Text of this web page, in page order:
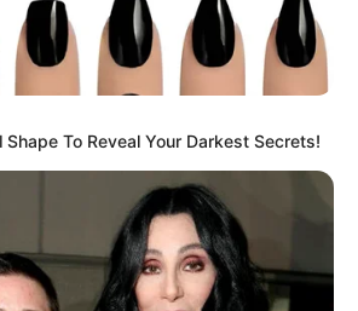
Shape To Reveal Your Darkest Secrets!